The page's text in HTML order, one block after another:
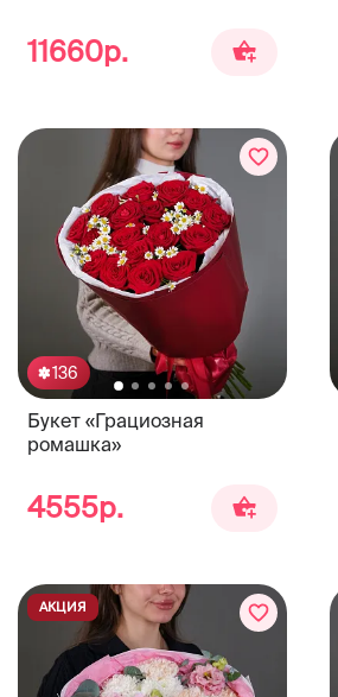
11660р.
136
Букет «Грациозная
ромашка»
4555р.
АКЦИЯ